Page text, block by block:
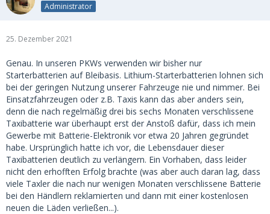
Administrator
25. Dezember 2021
Genau. In unseren PKWs verwenden wir bisher nur
Starterbatterien auf Bleibasis. Lithium-Starterbatterien lohnen sich
bei der geringen Nutzung unserer Fahrzeuge nie und nimmer. Bei
Einsatzfahrzeugen oder z.B. Taxis kann das aber anders sein,
denn die nach regelmäßig drei bis sechs Monaten verschlissene
Taxibatterie war überhaupt erst der Anstoß dafür, dass ich mein
Gewerbe mit Batterie-Elektronik vor etwa 20 Jahren gegründet
habe. Ursprünglich hatte ich vor, die Lebensdauer dieser
Taxibatterien deutlich zu verlängern. Ein Vorhaben, dass leider
nicht den erhofften Erfolg brachte (was aber auch daran lag, dass
viele Taxler die nach nur wenigen Monaten verschlissene Batterie
bei den Händlern reklamierten und dann mit einer kostenlosen
neuen die Läden verließen...).